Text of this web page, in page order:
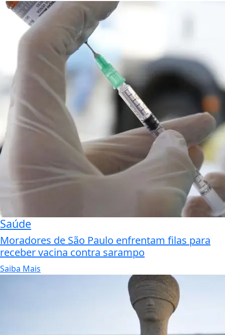
Saúde
Moradores de São Paulo enfrentam filas para
receber vacina contra sarampo
Saiba Mais